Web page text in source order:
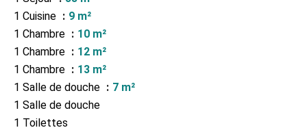
1 Cuisine
9 m²
1 Chambre
10 m²
1 Chambre
12 m²
1 Chambre
13 m²
1 Salle de douche
7 m²
1 Salle de douche
1 Toilettes